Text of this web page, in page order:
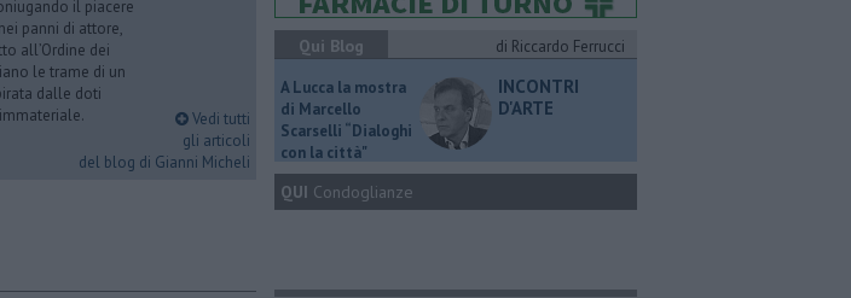
il piacere
panni di attore,
all’Ordine dei
le trame di un
dalle doti
Vedi tutti
gli articoli
del blog di Gianni Micheli
Qui Blog
di Riccardo Ferrucci
A Lucca la mostra
di Marcello
Scarselli “Dialoghi
con la città"
INCONTRI
D'ARTE
QUI Condoglianze